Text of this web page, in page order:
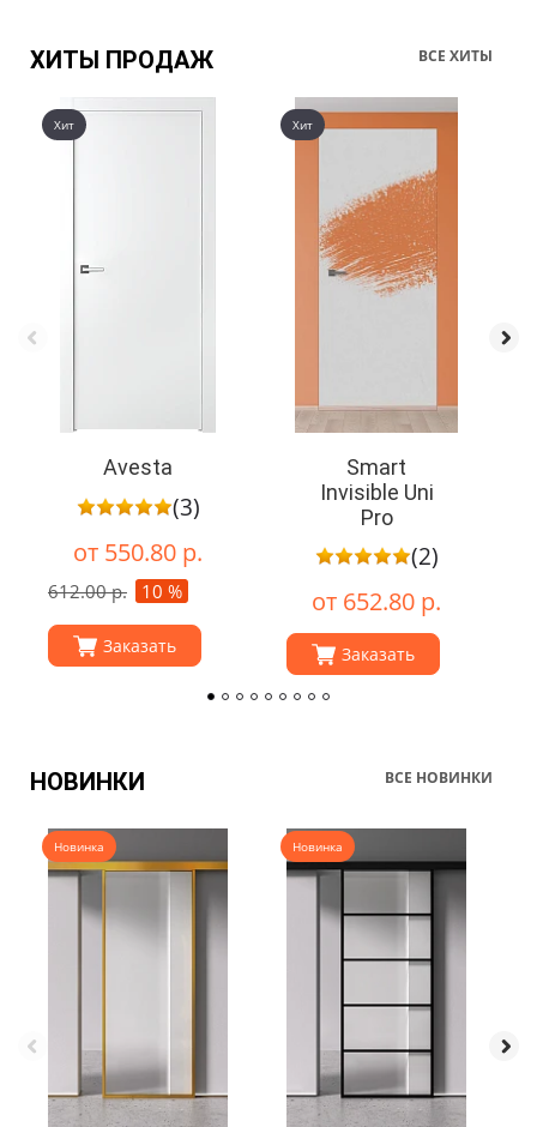
ХИТЫ ПРОДАЖ ВСЕ ХИТЫ
Avesta
(3)
от 550.80 р.
612.00 р. 10 %
Заказать
Хит
Smart
Invisible Uni
Pro
(2)
от 652.80 р.
Заказать
Хит
НОВИНКИ ВСЕ НОВИНКИ
Новинка Новинка